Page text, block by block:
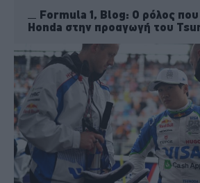
Formula 1, Blog: Ο ρόλος που
Honda στην προαγωγή του